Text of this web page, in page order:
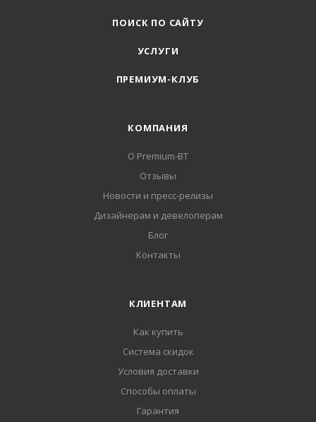
ПОИСК ПО САЙТУ
УСЛУГИ
ПРЕМИУМ-КЛУБ
КОМПАНИЯ
О Premium-BT
Отзывы
Новости и пресс-релизы
Дизайнерам и девелоперам
Блог
Контакты
КЛИЕНТАМ
Как купить
Система скидок
Условия доставки
Способы оплаты
Гарантия